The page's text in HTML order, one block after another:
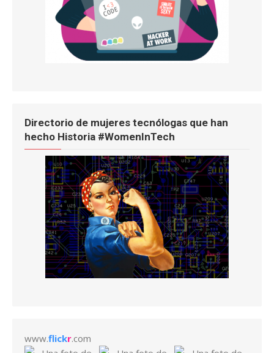
Directorio de mujeres tecnólogas que han
hecho Historia #WomenInTech
www.flickr.com